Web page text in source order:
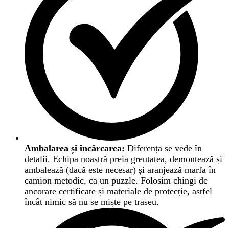
Ambalarea și încărcarea: Diferența se vede în
detalii. Echipa noastră preia greutatea, demontează și
ambalează (dacă este necesar) și aranjează marfa în
camion metodic, ca un puzzle. Folosim chingi de
ancorare certificate și materiale de protecție, astfel
încât nimic să nu se miște pe traseu.